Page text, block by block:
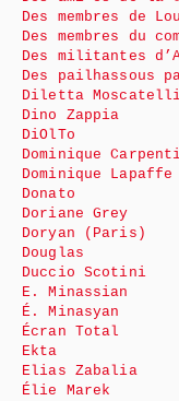
Des membres de
Des membres du
Des militantes
Des pailhassous
Diletta
Dino Zappia
DiOlTo
Dominique
Dominique Lapaffe
Donato
Doriane Grey
Doryan (Paris)
Douglas
Duccio Scotini
E. Minassian
É. Minasyan
Écran Total
Ekta
Elias Zabalia
Élie Marek